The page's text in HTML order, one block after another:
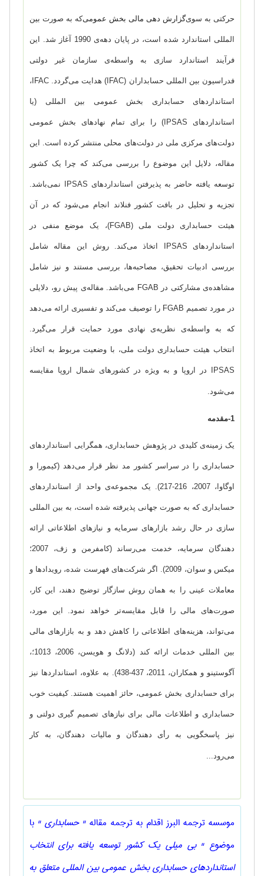
حرکتی به سویگزارش دهی مالی بخش عمومیکه به صورت بین
المللی استاندارد شده است، در پایان دهه‌ی 1990 آغاز شد. این
فرآیند استاندارد سازی به واسطه‌ی سازمان غیر دولتی
فدراسیون بین المللی حسابداران (IFAC) هدایت می‌گردد. IFAC،
استانداردهای حسابداری بخش عمومی بین المللی (یا
استانداردهای IPSAS) را برای تمام نهادهای بخش عمومی
دولت‌های مرکزی ملی در دولت‌های محلی منتشر کرده است. این
مقاله، دلایل این موضوع را بررسی می‌کند که چرا یک کشور
توسعه یافته حاضر به پذیرفتن استانداردهای IPSAS نمی‌باشد.
تجزیه و تحلیل در بافت کشور فنلاند انجام می‌شود که در آن
هیئت حسابداری دولت ملی (FGAB)، یک موضع منفی در
استانداردهای IPSAS اتخاذ می‌کند. روش این مقاله شامل
بررسی ادبیات تحقیق، مصاحبه‌ها، بررسی مستند و نیز شامل
مشاهده‌ی مشارکتی در FGAB می‌باشد. مقاله‌ی پیش رو، دلایلی
در مورد تصمیم FGAB را توصیف می‌کند و تفسیری ارائه می‌دهد
که به واسطه‌ی نظریه‌ی نهادی مورد حمایت قرار می‌گیرد.
انتخاب هیئت حسابداری دولت ملی، با وضعیت مربوط به اتخاذ
IPSAS در اروپا و به ویژه در کشورهای شمال اروپا مقایسه
می‌شود.
1- مقدمه
یک زمینه‌ی کلیدی در پژوهش حسابداری، همگرایی استانداردهای
حسابداری را در سراسر کشور مد نظر قرار می‌دهد (کیمورا و
اوگاوا، 2007، 216-217). یک مجموعه‌ی واحد از استانداردهای
حسابداری که به صورت جهانی پذیرفته شده است، به بین المللی
سازی در حال رشد بازارهای سرمایه و نیازهای اطلاعاتی ارائه
دهندگان سرمایه، خدمت می‌رساند (کامفرمن و زف، 2007؛
میکس و سوان، 2009). اگر شرکت‌های فهرست شده، رویدادها و
معاملات عینی را به همان روش سازگار توضیح دهند، این کار،
صورت‌های مالی را قابل مقایسه‌تر خواهد نمود. این مورد،
می‌تواند، هزینه‌های اطلاعاتی را کاهش دهد و به بازارهای مالی
بین المللی خدمات ارائه کند (دلانگ و هویسن، 2006، 1013؛،
آگوستینو و همکاران، 2011، 437-438). به علاوه، استانداردها نیز
برای حسابداری بخش عمومی، حائز اهمیت هستند. کیفیت خوب
حسابداری و اطلاعات مالی برای نیازهای تصمیم گیری دولتی و
نیز پاسخگویی به رأی دهندگان و مالیات دهندگان، به کار
می‌رود...
موسسه ترجمه البرز اقدام به ترجمه مقاله " حسابداری " با
موضوع " بی میلی یک کشور توسعه یافته برای انتخاب
استانداردهای حسابداری بخش عمومی بین المللی متعلق به